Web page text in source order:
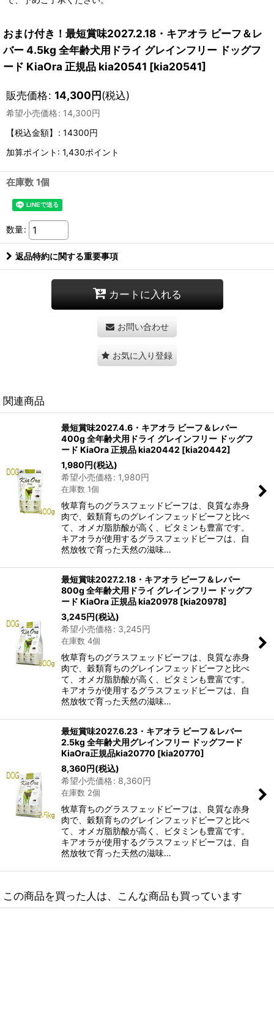
おまけ付き！最短賞味2027.2.18・キアオラ ビーフ＆レ
バー 4.5kg 全年齢犬用ドライ グレインフリー ドッグフ
ード KiaOra 正規品 kia20541 [kia20541]
販売価格: 14,300円(税込)
希望小売価格: 14,300円
【税込金額】
: 14300円
加算ポイント: 1,430ポイント
在庫数 1個
数量:
返品特約に関する重要事項
カートに入れる
お問い合わせ
お気に入り登録
関連商品
最短賞味2027.4.6・キアオラ ビーフ＆レバー
400g 全年齢犬用ドライ グレインフリー ドッグフ
ード KiaOra 正規品 kia20442 [kia20442]
1,980円(税込)
希望小売価格: 1,980円
在庫数 1個
牧草育ちのグラスフェッドビーフは、良質な赤身
肉で、穀類育ちのグレインフェッドビーフと比べ
て、オメガ脂肪酸が高く、ビタミンも豊富です。
キアオラが使用するグラスフェッドビーフは、自
然放牧で育った天然の滋味…
最短賞味2027.2.18・キアオラ ビーフ＆レバー
800g 全年齢犬用ドライ グレインフリー ドッグフ
ード KiaOra 正規品 kia20978 [kia20978]
3,245円(税込)
希望小売価格: 3,245円
在庫数 4個
牧草育ちのグラスフェッドビーフは、良質な赤身
肉で、穀類育ちのグレインフェッドビーフと比べ
て、オメガ脂肪酸が高く、ビタミンも豊富です。
キアオラが使用するグラスフェッドビーフは、自
然放牧で育った天然の滋味…
最短賞味2027.6.23・キアオラ ビーフ＆レバー
2.5kg 全年齢犬用グレインフリー ドッグフード
KiaOra正規品kia20770 [kia20770]
8,360円(税込)
希望小売価格: 8,360円
在庫数 2個
牧草育ちのグラスフェッドビーフは、良質な赤身
肉で、穀類育ちのグレインフェッドビーフと比べ
て、オメガ脂肪酸が高く、ビタミンも豊富です。
キアオラが使用するグラスフェッドビーフは、自
然放牧で育った天然の滋味…
この商品を買った人は、こんな商品も買っています